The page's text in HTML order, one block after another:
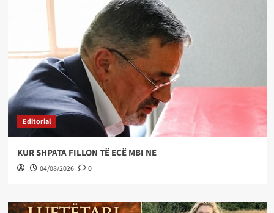
Editorial
KUR SHPATA FILLON TË ECË MBI NE
04/08/2026 0